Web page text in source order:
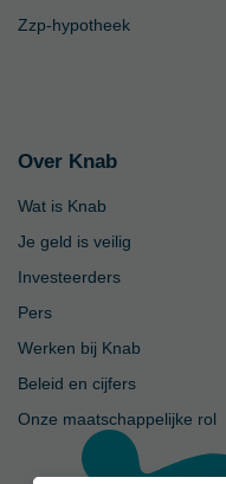
Zzp-hypotheek
Over Knab
Wat is Knab
Je geld is veilig
Investeerders
Pers
Werken bij Knab
Beleid en cijfers
Onze maatschappelijke rol